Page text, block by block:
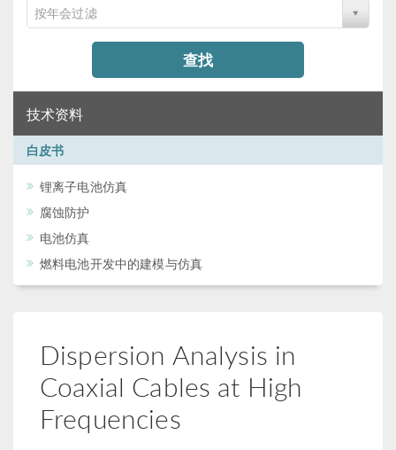
按年会过滤
查找
技术资料
白皮书
锂离子电池仿真
腐蚀防护
电池仿真
燃料电池开发中的建模与仿真
Dispersion Analysis in
Coaxial Cables at High
Frequencies